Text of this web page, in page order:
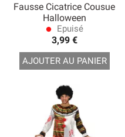
Fausse Cicatrice Cousue
Halloween
lens Epuisé
3,99 €
AJOUTER AU PANIER